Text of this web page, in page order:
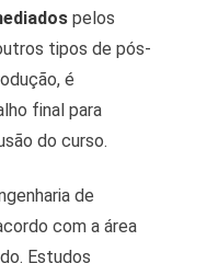
pelos
tipos de pós-
é
final para
do curso.
de
com a área
Estudos